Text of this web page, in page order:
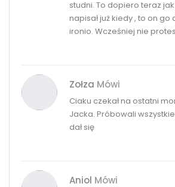
studni. To dopiero teraz
napisał już kiedy , to on go
ironio. Wcześniej nie
Zołza Mówi
Ciaku czekał na ostatni
Jacka. Próbowali
dał się
Aniol Mówi